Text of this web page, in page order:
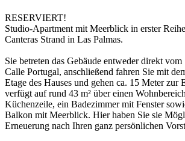
RESERVIERT!
Studio-Apartment mit Meerblick in erster
Canteras Strand in Las Palmas.
Sie betreten das Gebäude entweder direkt
Calle Portugal, anschließend fahren Sie mit
Etage des Hauses und gehen ca. 15 Meter zur
verfügt auf rund 43 m² über einen
Küchenzeile, ein Badezimmer mit Fenster
Balkon mit Meerblick. Hier haben Sie sie
Erneuerung nach Ihren ganz persönlichen